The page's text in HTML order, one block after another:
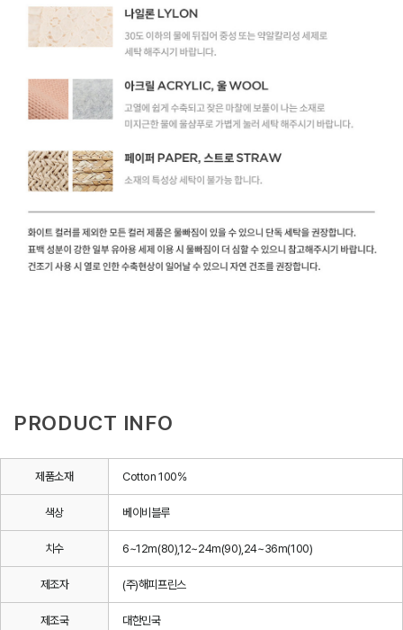
PRODUCT INFO
제품소재 Cotton 100%
색상 베이비블루
치수 6~12m(80),12~24m(90),24~36m(100)
제조자 (주)해피프린스
제조국 대한민국